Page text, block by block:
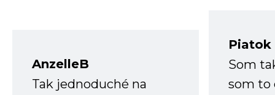
AnzelleB
Tak jednoduché na
Piatok
Som
som to